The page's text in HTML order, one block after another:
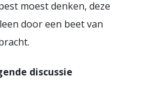
moest denken, deze
door een beet van
discussie